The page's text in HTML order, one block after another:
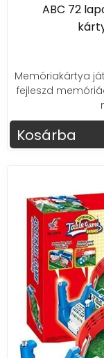
ABC 72
Memóriakártya
fejleszd
Kosárba